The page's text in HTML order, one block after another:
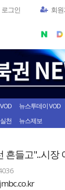
로그인 회
뉴스투데이 VOD
천 뉴스제보
흔들고"..시장